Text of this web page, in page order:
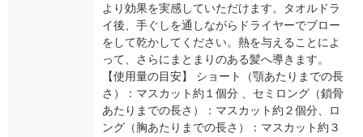
より効果を実感していただけます。タオルドラ
イ後、手ぐしを通しながらドライヤーでブロー
をして乾かしてください。熱を与えることによ
って、さらにまとまりのある髪へ導きます。
【使用量の目安】 ショート（顎あたりまでの長
さ）：マスカット約１個分 、セミロング（鎖骨
あたりまでの長さ）：マスカット約２個分、ロ
ング（胸あたりまでの長さ）：マスカット約３